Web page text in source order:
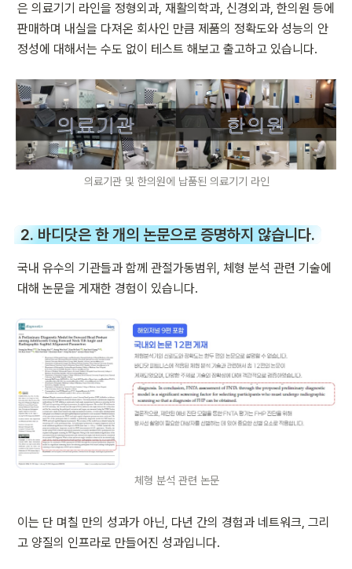
은 의료기기 라인을 정형외과, 재활의학과, 신경외과, 한의원 등에
판매하며 내실을 다져온 회사인 만큼 제품의 정확도와 성능의 안
정성에 대해서는 수도 없이 테스트 해보고 출고하고 있습니다.
의료기관 및 한의원에 납품된 의료기기 라인
2. 바디닷은 한 개의 논문으로 증명하지 않습니다.
국내 유수의 기관들과 함께 관절가동범위, 체형 분석 관련 기술에
대해 논문을 게재한 경험이 있습니다.
체형 분석 관련 논문
이는 단 며칠 만의 성과가 아닌, 다년 간의 경험과 네트워크, 그리
고 양질의 인프라로 만들어진 성과입니다.